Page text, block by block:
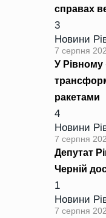
справах
3
Новини
7 серпня
У Рівному
ракетами
4
Новини
7 серпня
Депутат
Черній
1
Новини
7 серпня